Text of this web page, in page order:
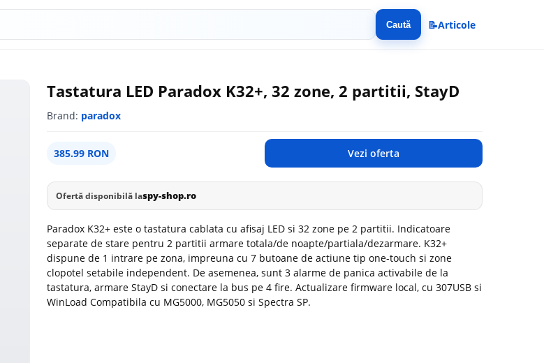
Caută 📝Articole
Tastatura LED Paradox K32+, 32 zone, 2 partitii, StayD
Brand: paradox
385.99 RON Vezi oferta
Ofertă disponibilă laspy-shop.ro
Paradox K32+ este o tastatura cablata cu afisaj LED si 32 zone pe 2 partitii. Indicatoare
separate de stare pentru 2 partitii armare totala/de noapte/partiala/dezarmare. K32+
dispune de 1 intrare pe zona, impreuna cu 7 butoane de actiune tip one-touch si zone
clopotel setabile independent. De asemenea, sunt 3 alarme de panica activabile de la
tastatura, armare StayD si conectare la bus pe 4 fire. Actualizare firmware local, cu 307USB si
WinLoad Compatibila cu MG5000, MG5050 si Spectra SP.